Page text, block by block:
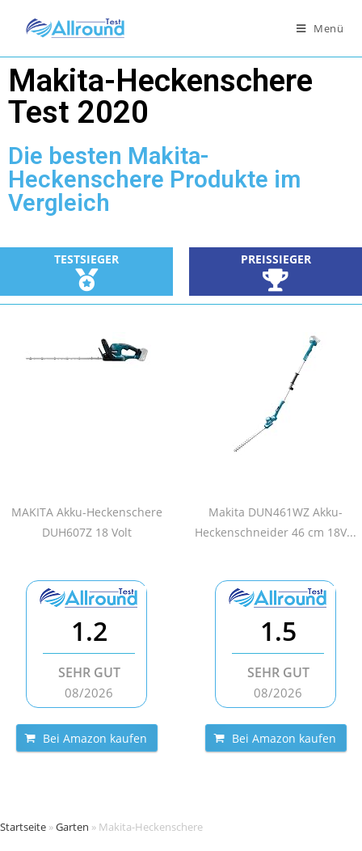
Menü
Makita-Heckenschere
Test 2020
Die besten Makita-
Heckenschere Produkte im
Vergleich
TESTSIEGER PREISSIEGER
MAKITA Akku-Heckenschere
DUH607Z 18 Volt
Makita DUN461WZ Akku-
Heckenschneider 46 cm 18V...
1.2
SEHR GUT
08/2026
Bei Amazon kaufen
1.5
SEHR GUT
08/2026
Bei Amazon kaufen
Startseite »Garten » Makita-Heckenschere